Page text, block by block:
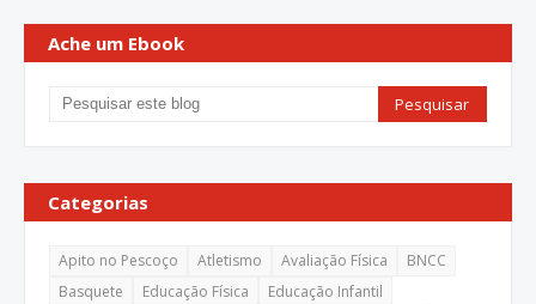
Ache um Ebook
Categorias
Apito no Pescoço Atletismo Avaliação Física
BNCC
Basquete
Educação Física
Educação Infantil